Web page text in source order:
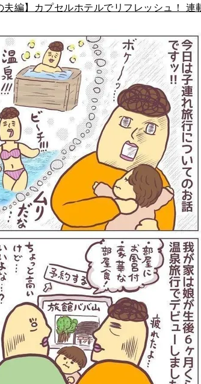
夫編】カプセルホテルでリフレッシュ！ 連